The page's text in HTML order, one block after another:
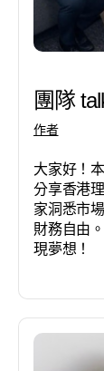
團隊
作者
大家好！
分享香港
家洞悉市
財務自由
現夢想！